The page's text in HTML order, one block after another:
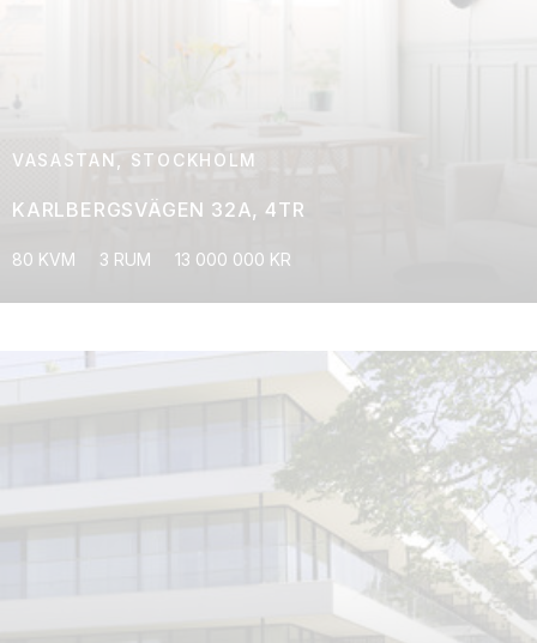
VASASTAN, STOCKHOLM
KARLBERGSVÄGEN 32A, 4TR
80 KVM 3 RUM 13 000 000 KR